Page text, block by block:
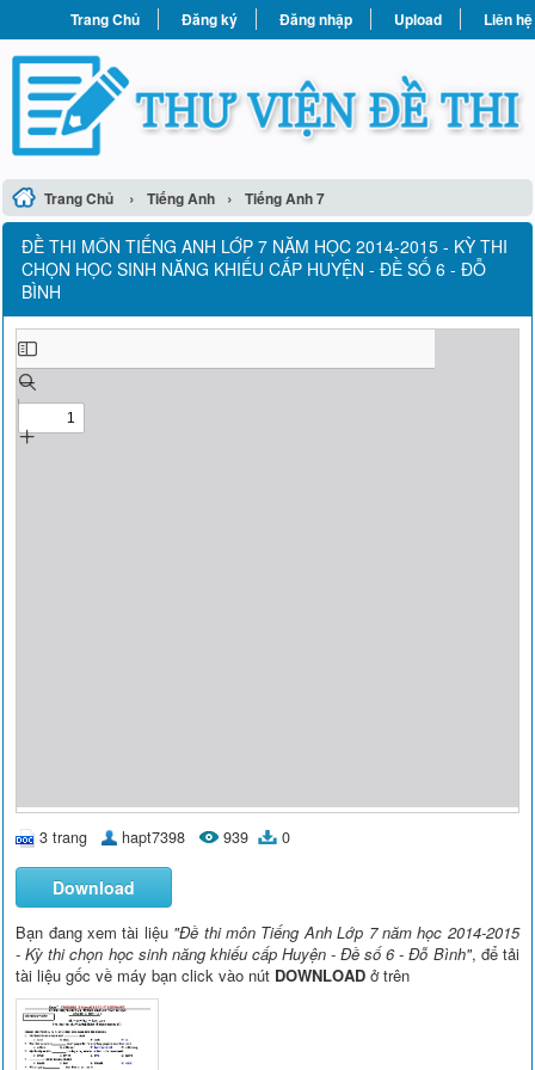
Trang Chủ Đăng ký Đăng nhập Upload Liên hệ
Trang Chủ › Tiếng Anh › Tiếng Anh 7
ĐỀ THI MÔN TIẾNG ANH LỚP 7 NĂM HỌC 2014-2015 - KỲ THI
CHỌN HỌC SINH NĂNG KHIẾU CẤP HUYỆN - ĐỀ SỐ 6 - ĐỖ
BÌNH
3 trang hapt7398 939 0
Download
Bạn đang xem tài liệu "Đề thi môn Tiếng Anh Lớp 7 năm học 2014-2015
- Kỳ thi chọn học sinh năng khiếu cấp Huyện - Đề số 6 - Đỗ Bình", để tải
tài liệu gốc về máy bạn click vào nút DOWNLOAD ở trên